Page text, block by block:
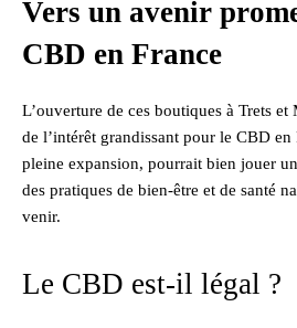
Vers un avenir
CBD en France
L’ouverture de ces boutiques à Trets
de l’intérêt grandissant pour le CBD en
pleine expansion, pourrait bien jouer
des pratiques de bien-être et de santé
venir.
Le CBD est-il légal ?